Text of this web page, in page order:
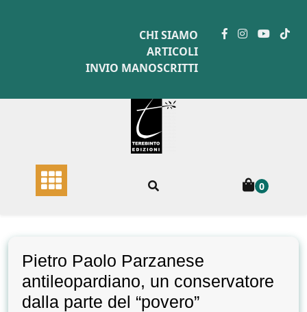
CHI SIAMO
ARTICOLI
INVIO MANOSCRITTI
0
Pietro Paolo Parzanese
antileopardiano, un conservatore
dalla parte del “povero”